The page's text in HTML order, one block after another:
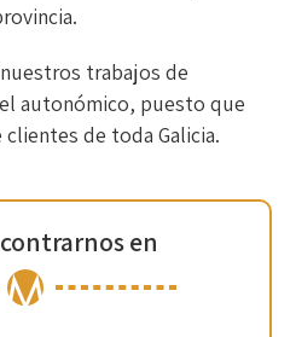
trabajos de
autonómico, puesto que
de toda Galicia.
en